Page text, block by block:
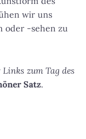
wir uns
oder -sehen zu
Links zum Tag des
Satz.